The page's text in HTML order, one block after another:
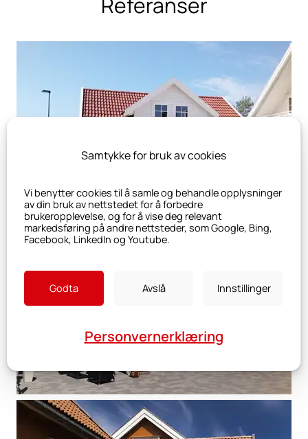
Samtykke for bruk av cookies
Vi benytter cookies til å samle og behandle opplysninger
av din bruk av nettstedet for å forbedre
brukeropplevelse, og for å vise deg relevant
markedsføring på andre nettsteder, som Google, Bing,
Facebook, LinkedIn og Youtube.
Godta Avslå Innstillinger
Personvernerklæring